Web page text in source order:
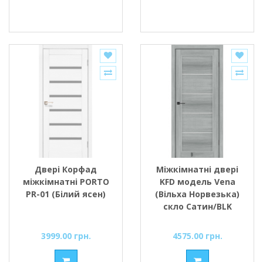
Двері Корфад
міжкімнатні PORTO
PR-01 (Білий ясен)
3999.00 грн.
Міжкімнатні двері
KFD модель Vena
(Вільха Норвезька)
скло Сатин/BLK
4575.00 грн.